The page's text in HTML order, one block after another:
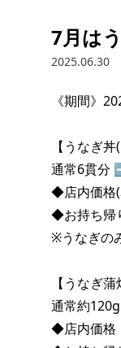
7月は
2025.06.30
《期間》
【うなぎ
通常6貫分
◆店内価格(
◆お持ち帰
※うなぎの
【うなぎ蒲
通常約
◆店内価格